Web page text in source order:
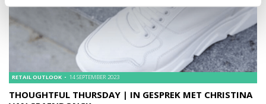
THOUGHTFUL THURSDAY | IN GESPREK MET CHRISTINA
RETAIL OUTLOOK 14 SEPTEMBER 2023